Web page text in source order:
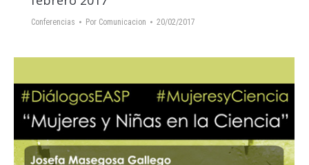
Conferencias Por Comunicacion 20/02/2017